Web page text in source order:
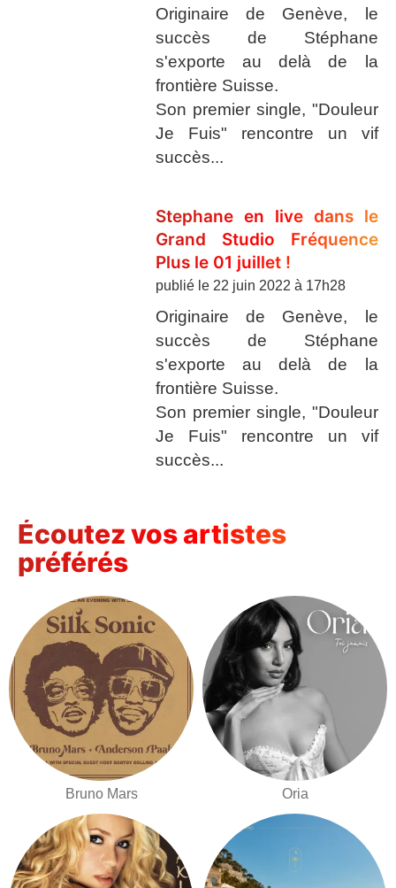
Originaire de Genève, le
succès de Stéphane
s'exporte au delà de la
frontière Suisse.
Son premier single, "Douleur
Je Fuis" rencontre un vif
succès...
Stephane en live dans le
Grand Studio Fréquence
Plus le 01 juillet !
publié le 22 juin 2022 à 17h28
Originaire de Genève, le
succès de Stéphane
s'exporte au delà de la
frontière Suisse.
Son premier single, "Douleur
Je Fuis" rencontre un vif
succès...
Écoutez vos artistes
préférés
Bruno Mars Oria